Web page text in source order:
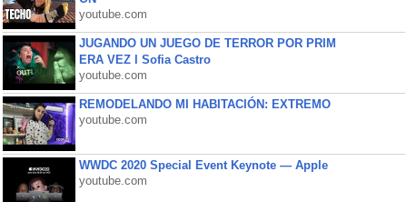
youtube.com
JUGANDO UN JUEGO DE TERROR POR PRIM
ERA VEZ l Sofia Castro
youtube.com
REMODELANDO MI HABITACIÓN: EXTREMO
youtube.com
WWDC 2020 Special Event Keynote — Apple
youtube.com